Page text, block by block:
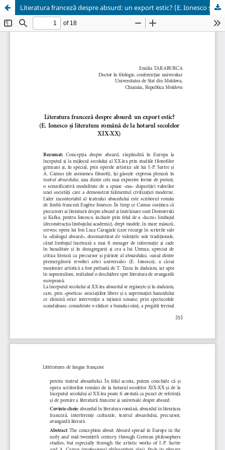
Literatura franceză despre absurd: un export estic? (E. Ionesco și literatura română de la hotarul secolelor XIX-XX)